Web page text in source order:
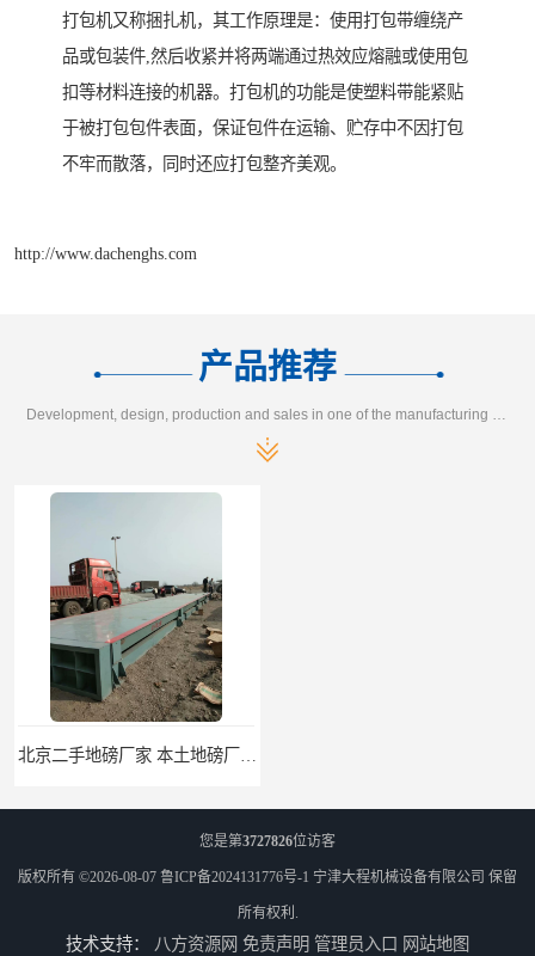
打包机又称捆扎机，其工作原理是：使用打包带缠绕产
品或包装件,然后收紧并将两端通过热效应熔融或使用包
扣等材料连接的机器。打包机的功能是使塑料带能紧贴
于被打包包件表面，保证包件在运输、贮存中不因打包
不牢而散落，同时还应打包整齐美观。
http://www.dachenghs.com
产品推荐
您是第3727826位访客
版权所有 ©2026-08-07 鲁ICP备2024131776号-1 宁津大程机械设备有限公司 保留
所有权利.
技术支持： 八方资源网 免责声明 管理员入口 网站地图